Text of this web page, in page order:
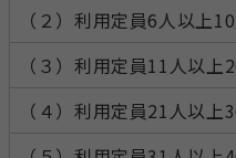
（２）利用定員6人以上
（３）利用定員11人以上
（４）利用定員21人以上